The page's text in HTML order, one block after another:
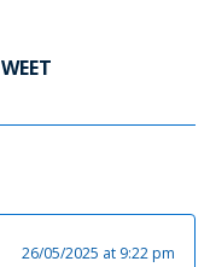
26/05/2025 at 9:22 pm